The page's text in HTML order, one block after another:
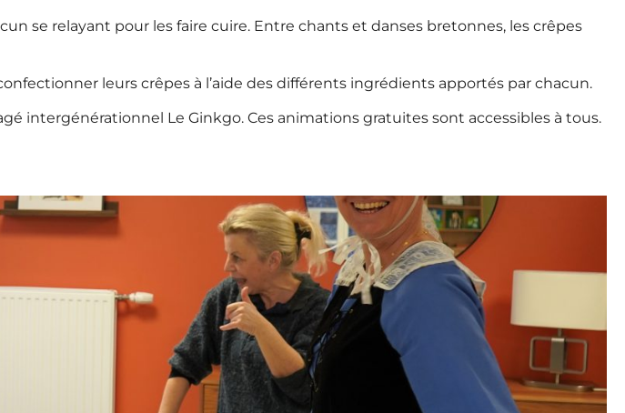
se relayant pour les faire cuire. Entre chants et danses bretonnes, les crêpes
leurs crêpes à l’aide des différents ingrédients apportés par chacun.
intergénérationnel Le Ginkgo. Ces animations gratuites sont accessibles à tous.